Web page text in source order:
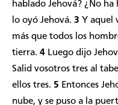
hablado Jehová? ¿No
lo oyó Jehová. 3 Y aquel
más que todos los
tierra. 4 Luego dijo
Salid vosotros tres al
ellos tres. 5 Entonces
nube, y se puso a la